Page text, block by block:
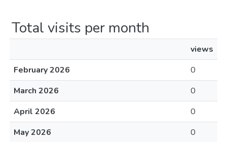
Total visits per month
views
February 2026
0
March 2026
0
April 2026
0
May 2026
0